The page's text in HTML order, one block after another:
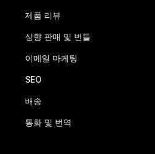
제품 리뷰
상향 판매 및 번들
이메일 마케팅
SEO
배송
통화 및 번역